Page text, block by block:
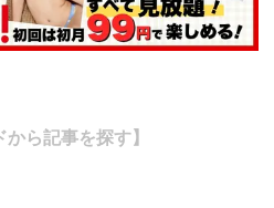
から記事を探す】